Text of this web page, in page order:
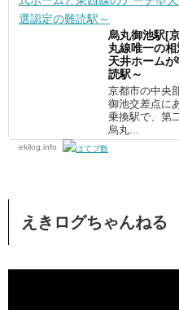
烏丸御池駅[
丸線唯一の
天井ホーム
読駅～
京都市の中央
御池交差点に
乗換駅で、第
烏丸...
ekilog.info
えきログちゃんねる